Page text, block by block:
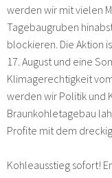
werden wir mit vielen
Tagebaugruben
blockieren. Die Aktion
17. August und eine
Klimagerechtigkeit
werden wir Politik und
Braunkohletagebau
Profite mit dem
Kohleausstieg sofort!